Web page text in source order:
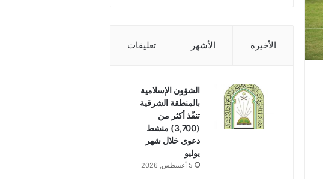
الأخيرة الأشهر تعليقات
الشؤون الإسلامية
بالمنطقة الشرقية
تنفّذ أكثر من
(3,700) منشط
دعوي خلال شهر
يوليو
5 أغسطس, 2026